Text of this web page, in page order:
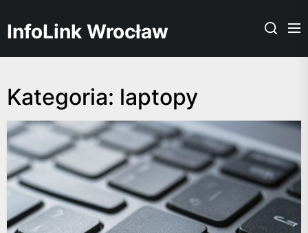
to
the
content
InfoLink Wrocław
Kategoria: laptopy